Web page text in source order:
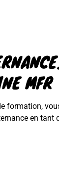
MFR
formation,
en tant